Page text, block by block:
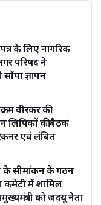
के लिए नागरिक
परिषद ने
ज्ञापन
वीरकर की
लिपिकों की बैठक
एवं लंबित
के सीमांकन के गठन
में शामिल
को जदयू नेता